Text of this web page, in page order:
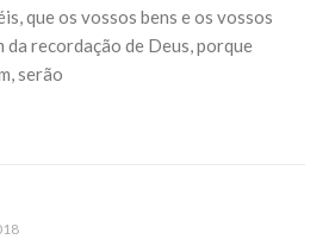
que os vossos bens e os vossos
da recordação de Deus, porque
serão